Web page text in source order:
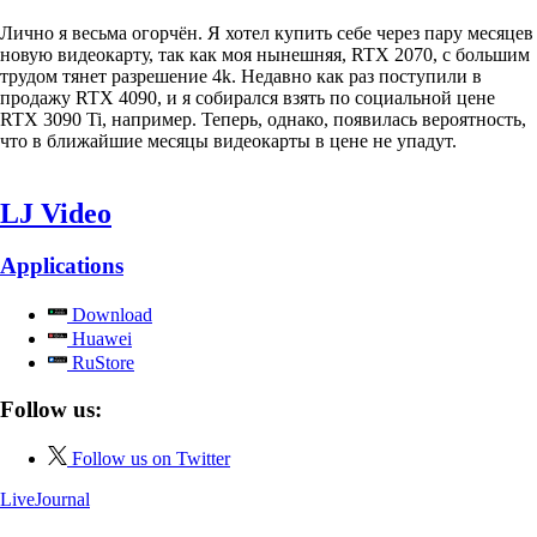
Лично я весьма огорчён. Я хотел купить себе через пару месяцев
новую видеокарту, так как моя нынешняя, RTX 2070, с большим
трудом тянет разрешение 4k. Недавно как раз поступили в
продажу RTX 4090, и я собирался взять по социальной цене
RTX 3090 Ti, например. Теперь, однако, появилась вероятность,
что в ближайшие месяцы видеокарты в цене не упадут.
LJ Video
Applications
Download
Huawei
RuStore
Follow us:
Follow us on Twitter
LiveJournal